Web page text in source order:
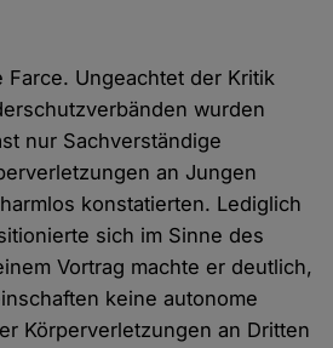
Farce. Ungeachtet der Kritik
wurden
nur Sachverständige
an Jungen
konstatierten. Lediglich
sich im Sinne des
Vortrag machte er deutlich,
keine autonome
Körperverletzungen an Dritten